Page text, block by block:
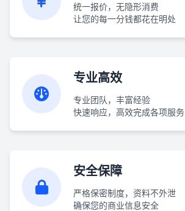
统一报价，无隐形消费
让您的每一分钱都花在明处
专业高效
专业团队，丰富经验
快速响应，高效完成各项服务
安全保障
严格保密制度，资料不外泄
确保您的商业信息安全